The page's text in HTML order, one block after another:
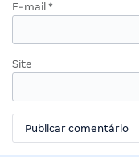
E-mail *
Site